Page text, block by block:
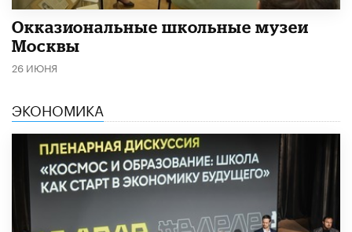
​Окказиональные школьные музеи
Москвы
26 ИЮНЯ
ЭКОНОМИКА